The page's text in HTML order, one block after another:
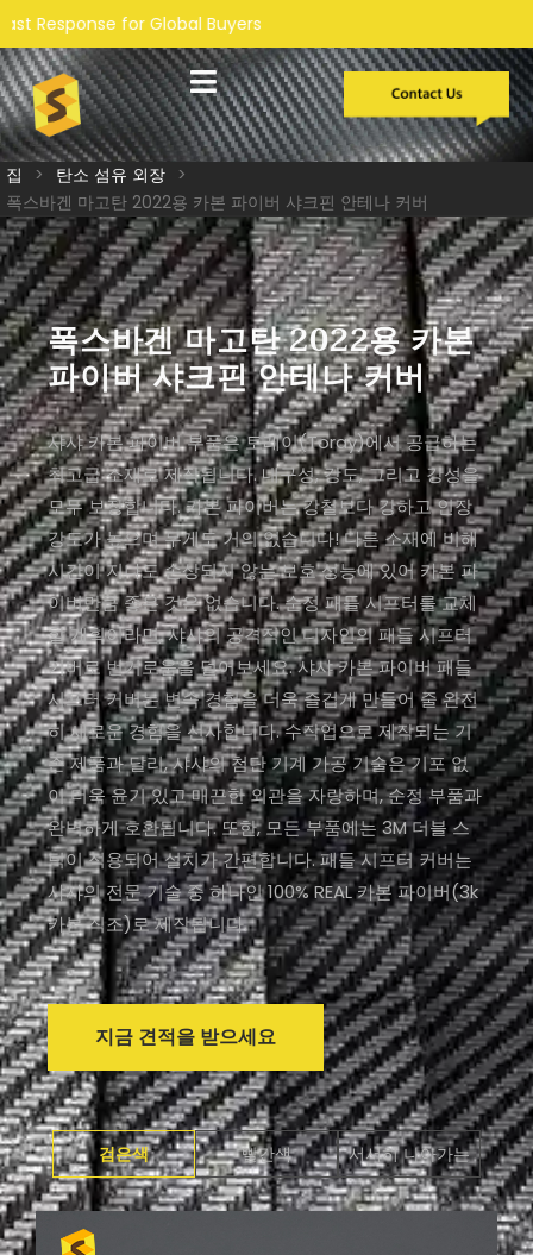
Buyers
집 > 탄소 섬유 외장 >
폭스바겐 마고탄 2022용 카본 파이버 샤크핀 안테나 커버
폭스바겐 마고탄 2022용 카본
파이버 샤크핀 안테나 커버
샤샤 카본 파이버 부품은 토레이(Toray)에서 공급하는
최고급 소재로 제작됩니다. 내구성, 강도, 그리고 강성을
모두 보장합니다. 카본 파이버는 강철보다 강하고 인장
강도가 높으며 무게도 거의 없습니다! 다른 소재에 비해
시간이 지나도 손상되지 않는 보호 성능에 있어 카본 파
이버만큼 좋은 것은 없습니다. 순정 패들 시프터를 교체
할 계획이라면, 샤샤의 공격적인 디자인의 패들 시프터
커버로 번거로움을 덜어보세요. 샤샤 카본 파이버 패들
시프터 커버는 변속 경험을 더욱 즐겁게 만들어 줄 완전
히 새로운 경험을 선사합니다. 수작업으로 제작되는 기
존 제품과 달리, 샤샤의 첨단 기계 가공 기술은 기포 없
이 더욱 윤기 있고 매끈한 외관을 자랑하며, 순정 부품과
완벽하게 호환됩니다. 또한, 모든 부품에는 3M 더블 스
틱이 적용되어 설치가 간편합니다. 패들 시프터 커버는
샤샤의 전문 기술 중 하나인 100% REAL 카본 파이버(3k
카본 직조)로 제작됩니다.
지금 견적을 받으세요
검은색 빨간색 서서히 나아가는